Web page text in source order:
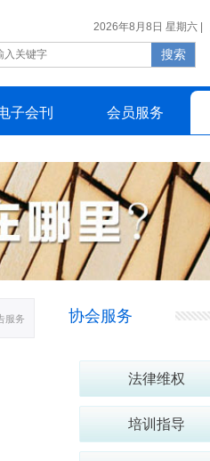
2026年8月8日 星期六 |
子会刊 会员服务
服务 协会服务
法律维权
培训指导